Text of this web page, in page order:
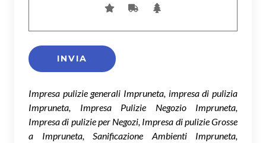
Impresa pulizie generali Impruneta, impresa di pulizia
Impruneta, Impresa Pulizie Negozio Impruneta,
Impresa di pulizie per Negozi, Impresa di pulizie Grosse
a Impruneta, Sanificazione Ambienti Impruneta,